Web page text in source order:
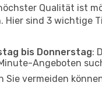
Qualität ist
Hier sind 3 wichtige
bis Donnerstag:
Angeboten
Sie vermeiden